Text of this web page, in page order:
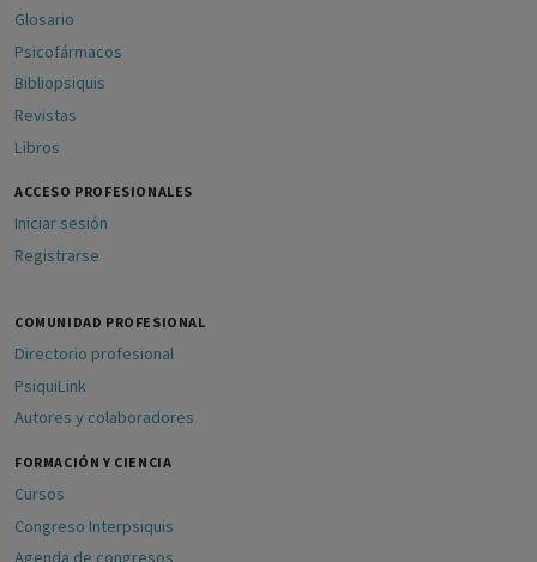
Glosario
Psicofármacos
Bibliopsiquis
Revistas
Libros
ACCESO PROFESIONALES
Iniciar sesión
Registrarse
COMUNIDAD PROFESIONAL
Directorio profesional
PsiquiLink
Autores y colaboradores
FORMACIÓN Y CIENCIA
Cursos
Congreso Interpsiquis
Agenda de congresos